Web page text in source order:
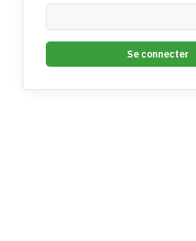
Se connecter